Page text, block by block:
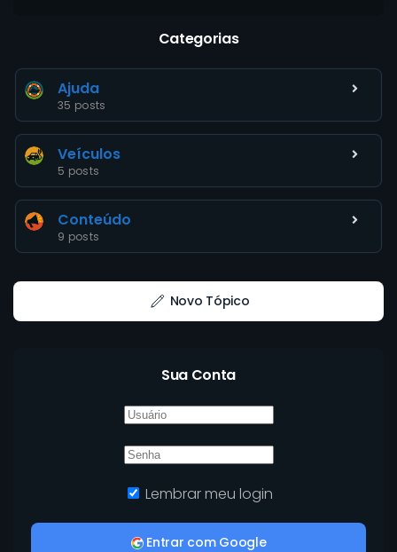
Categorias
Ajuda
35 posts
Veículos
5 posts
Conteúdo
9 posts
Novo Tópico
Sua Conta
Lembrar meu login
Entrar com Google